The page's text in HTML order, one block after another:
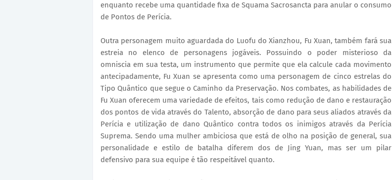
enquanto recebe uma quantidade fixa de Squama Sacrosancta para anular o consumo
de Pontos de Perícia.
Outra personagem muito aguardada do Luofu do Xianzhou, Fu Xuan, também fará sua
estreia no elenco de personagens jogáveis. Possuindo o poder misterioso da
omniscia em sua testa, um instrumento que permite que ela calcule cada movimento
antecipadamente, Fu Xuan se apresenta como uma personagem de cinco estrelas do
Tipo Quântico que segue o Caminho da Preservação. Nos combates, as habilidades de
Fu Xuan oferecem uma variedade de efeitos, tais como redução de dano e restauração
dos pontos de vida através do Talento, absorção de dano para seus aliados através da
Perícia e utilização de dano Quântico contra todos os inimigos através da Perícia
Suprema. Sendo uma mulher ambiciosa que está de olho na posição de general, sua
personalidade e estilo de batalha diferem dos de Jing Yuan, mas ser um pilar
defensivo para sua equipe é tão respeitável quanto.